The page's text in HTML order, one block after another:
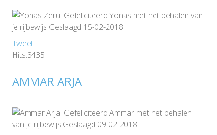
Gefeliciteerd Yonas met het behalen van
je rijbewijs Geslaagd 15-02-2018
Tweet
Hits:3435
AMMAR ARJA
Gefeliciteerd Ammar met het behalen
van je rijbewijs Geslaagd 09-02-2018